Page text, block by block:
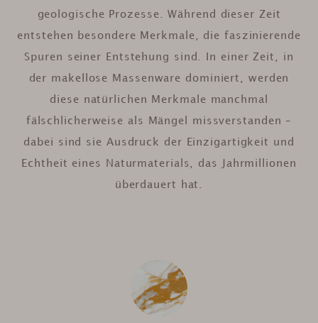
geologische Prozesse. Während dieser Zeit
entstehen besondere Merkmale, die faszinierende
Spuren seiner Entstehung sind. In einer Zeit, in
der makellose Massenware dominiert, werden
diese natürlichen Merkmale manchmal
fälschlicherweise als Mängel missverstanden –
dabei sind sie Ausdruck der Einzigartigkeit und
Echtheit eines Naturmaterials, das Jahrmillionen
überdauert hat.